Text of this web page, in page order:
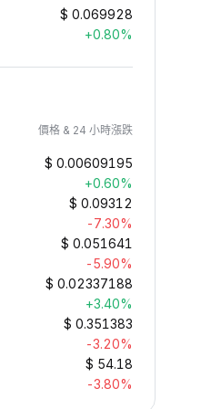
$ 0.069928
+0.80%
價格 & 24 小時漲跌
$ 0.00609195
+0.60%
$ 0.09312
-7.30%
$ 0.051641
-5.90%
$ 0.02337188
+3.40%
$ 0.351383
-3.20%
$ 54.18
-3.80%